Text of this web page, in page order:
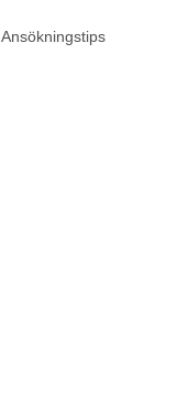
Ansökningstips